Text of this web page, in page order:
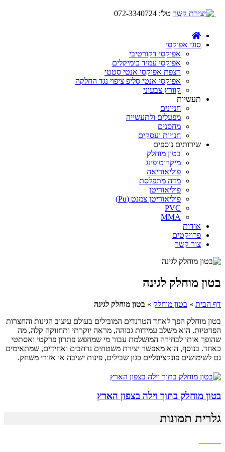
טל': 072-3340724
סוגי אפוקסי
אפוקסי דקורטיבי
אפוקסי עמיד כימיקלים
רצפת אפוקסי אנטי סטטי
אפוקסי אנטי סליפ ציפוי נגד החלקה
קוורץ צבעוני
תעשיות
חניונים
מפעלים ולתעשייה
מחסנים
חנויות ועסקים
שירותים נוספים
בטון מוחלק
מיקרוטופינג
פוליאוריאה
מדה מתפלסת
פוליאוריטן
פוליאוריטן צמנט (Pu)
PVC
MMA
אודות
פרויקטים
צור קשר
בטון מוחלק לגינה
דף הבית » בטון מוחלק » בטון מוחלק לגינה
בטון מוחלק הפך לאחד הטרנדים המובילים בעולם עיצוב הגינות והחצרות
הפרטיות. הוא משלב עמידות גבוהה, מראה יוקרתי ותחזוקה קלה, מה
שהופך אותו לבחירה המושלמת עבור מי שמחפש פתרון פרקטי ואסתטי
כאחד. בנוסף, הוא מאפשר יצירת משטחים נרחבים ואחידים, שמתאימים
גם לשימושים פונקציונליים כגון שבילים, פינות ישיבה או אזורי משחק.
בטון מוחלק בתוך וילה בצפון הארץ
גלרית תמונות